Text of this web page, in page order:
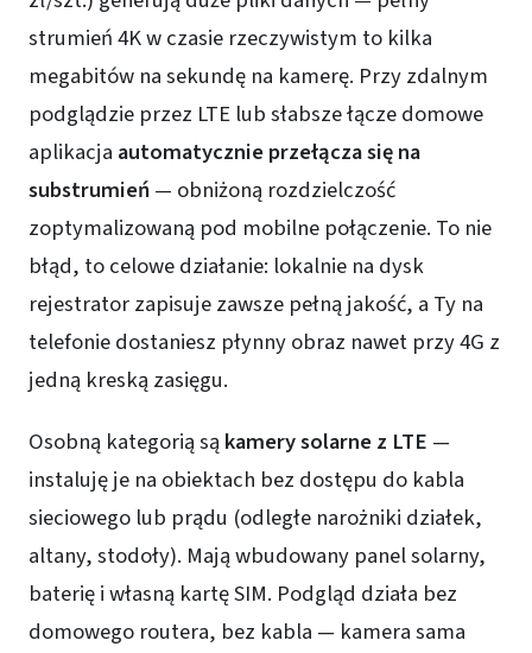
strumień 4K w czasie rzeczywistym to kilka
megabitów na sekundę na kamerę. Przy zdalnym
podglądzie przez LTE lub słabsze łącze domowe
aplikacja automatycznie przełącza się na
substrumień— obniżoną rozdzielczość
zoptymalizowaną pod mobilne połączenie. To nie
błąd, to celowe działanie: lokalnie na dysk
rejestrator zapisuje zawsze pełną jakość, a Ty na
telefonie dostaniesz płynny obraz nawet przy 4G z
jedną kreską zasięgu.
Osobną kategorią są kamery solarne z LTE —
instaluję je na obiektach bez dostępu do kabla
sieciowego lub prądu (odległe narożniki działek,
altany, stodoły). Mają wbudowany panel solarny,
baterię i własną kartę SIM. Podgląd działa bez
domowego routera, bez kabla — kamera sama